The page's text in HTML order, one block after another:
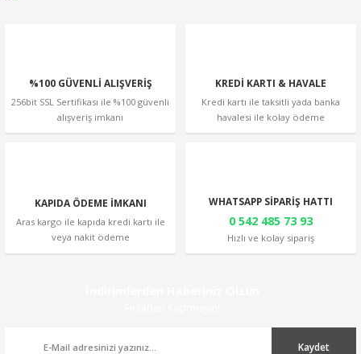
%100 GÜVENLİ ALIŞVERİŞ
256bit SSL Sertifikası ile %100 güvenli
alışveriş imkanı
KREDİ KARTI & HAVALE
Kredi kartı ile taksitli yada banka
havalesi ile kolay ödeme
KAPIDA ÖDEME İMKANI
Aras kargo ile kapıda kredi kartı ile
veya nakit ödeme
WHATSAPP SİPARİŞ HATTI
0 542 485 73 93
Hızlı ve kolay sipariş
Kaydet